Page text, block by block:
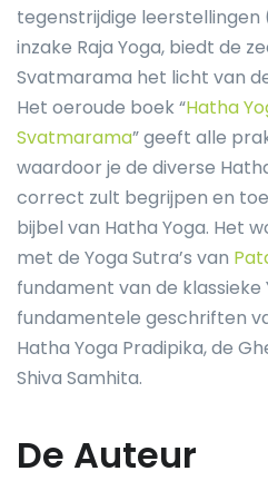
tegenstrijdige leerstellingen
inzake Raja Yoga, biedt de
Svatmarama het licht van
Het oeroude boek “Hatha
Svatmarama” geeft alle
waardoor je de diverse
correct zult begrijpen en
bijbel van Hatha Yoga. Het
met de Yoga Sutra’s van
fundament van de klassieke
fundamentele geschriften
Hatha Yoga Pradipika, de
Shiva Samhita.
De Auteur